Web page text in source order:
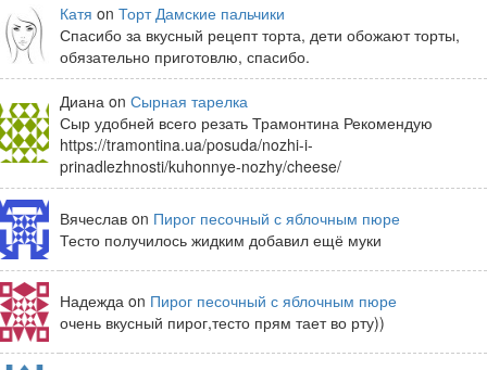
Катя on Торт Дамские пальчики
Спасибо за вкусный рецепт торта, дети обожают торты,
обязательно приготовлю, спасибо.
Диана on Сырная тарелка
Сыр удобней всего резать Трамонтина Рекомендую
https://tramontina.ua/posuda/nozhi-i-
prinadlezhnosti/kuhonnye-nozhy/cheese/
Вячеслав on Пирог песочный с яблочным пюре
Тесто получилось жидким добавил ещё муки
Надежда on Пирог песочный с яблочным пюре
очень вкусный пирог,тесто прям тает во рту))